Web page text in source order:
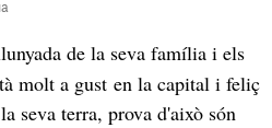
de la seva família i els
molt a gust en la capital i feliç
seva terra, prova d'això són